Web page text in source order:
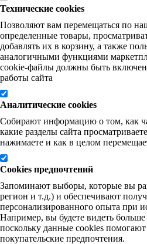
Технические cookies
Позволяют вам перемещаться по
определенные товары,
добавлять их в корзину, а также
аналогичными функциями
cookie-файлы должны быть
работы сайта
Аналитические cookies
Собирают информацию о том, как
какие разделы сайта
нажимаете и как в целом
Cookies предпочтений
Запоминают выборы, которые вы
регион и т.д.) и обеспечивают
персонализированного опыта при
Например, вы будете видеть больше
поскольку данные cookies
покупательские предпочтения.